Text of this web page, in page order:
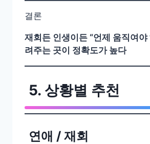
결론
재회든 인생이든 “언제 움직여야
려주는 곳이 정확도가 높다
5. 상황별 추천
연애 / 재회